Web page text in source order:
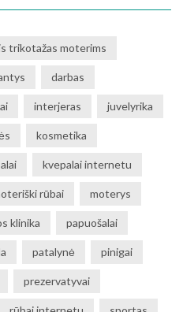
trikotažas moterims
darbas
interjeras juvelyrika
kosmetika
kvepalai internetu
rūbai moterys
klinika papuošalai
patalynė pinigai
prezervatyvai